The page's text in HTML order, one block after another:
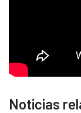
Noticias